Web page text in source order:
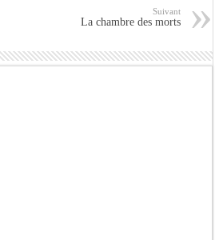
Suivant
La chambre des morts